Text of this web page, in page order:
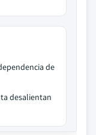
de
desalientan